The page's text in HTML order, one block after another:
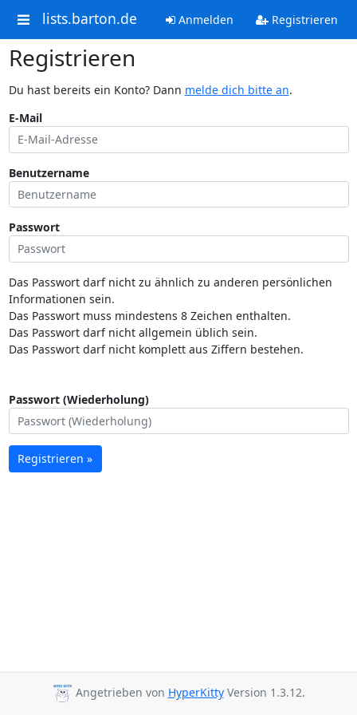
lists.barton.de Anmelden Registrieren
Registrieren
Du hast bereits ein Konto? Dann melde dich bitte an.
E-Mail
Benutzername
Passwort
Das Passwort darf nicht zu ähnlich zu anderen persönlichen
Informationen sein.
Das Passwort muss mindestens 8 Zeichen enthalten.
Das Passwort darf nicht allgemein üblich sein.
Das Passwort darf nicht komplett aus Ziffern bestehen.
Passwort (Wiederholung)
Registrieren »
Angetrieben von HyperKittyVersion 1.3.12.